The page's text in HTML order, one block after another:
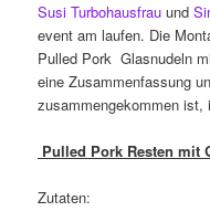
Susi Turbohausfrau und
event am laufen. Die
Pulled Pork Glasnudeln
eine Zusammenfassung
zusammengekommen
Pulled Pork Resten mit
Zutaten: